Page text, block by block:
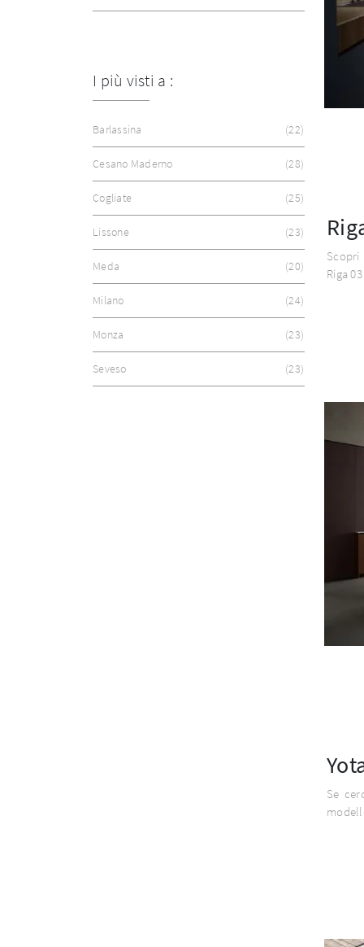
Riga
Se
I più visti a :
Barlassina 22
Cesano Maderno 28
Cogliate 25
Lissone 23
Meda 20
Milano 24
Monza 23
Seveso 23